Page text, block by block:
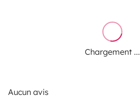
Chargement ...
Aucun avis